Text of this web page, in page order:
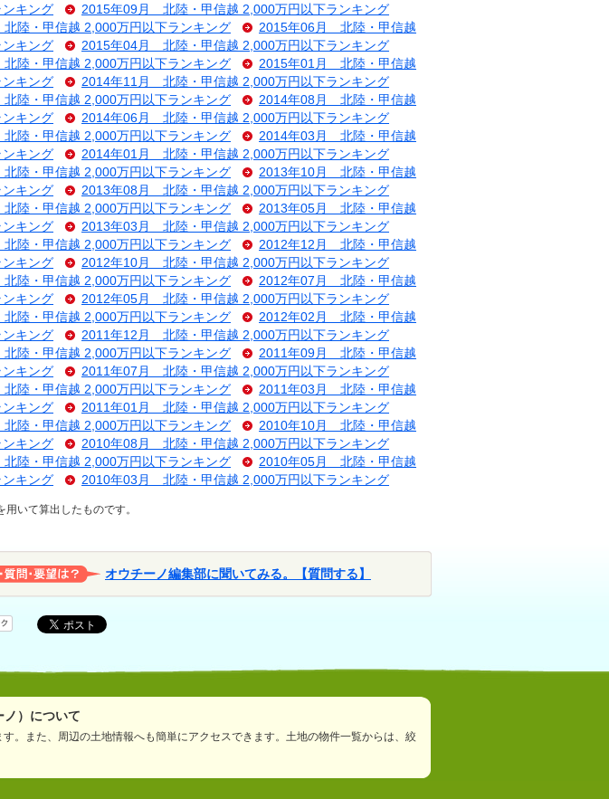
キング
2015年09月 北陸・甲信越 2,000万円以下ランキング
陸・甲信越 2,000万円以下ランキング
2015年06月 北陸・甲信越
キング
2015年04月 北陸・甲信越 2,000万円以下ランキング
陸・甲信越 2,000万円以下ランキング
2015年01月 北陸・甲信越
キング
2014年11月 北陸・甲信越 2,000万円以下ランキング
陸・甲信越 2,000万円以下ランキング
2014年08月 北陸・甲信越
キング
2014年06月 北陸・甲信越 2,000万円以下ランキング
陸・甲信越 2,000万円以下ランキング
2014年03月 北陸・甲信越
キング
2014年01月 北陸・甲信越 2,000万円以下ランキング
陸・甲信越 2,000万円以下ランキング
2013年10月 北陸・甲信越
キング
2013年08月 北陸・甲信越 2,000万円以下ランキング
陸・甲信越 2,000万円以下ランキング
2013年05月 北陸・甲信越
キング
2013年03月 北陸・甲信越 2,000万円以下ランキング
陸・甲信越 2,000万円以下ランキング
2012年12月 北陸・甲信越
キング
2012年10月 北陸・甲信越 2,000万円以下ランキング
陸・甲信越 2,000万円以下ランキング
2012年07月 北陸・甲信越
キング
2012年05月 北陸・甲信越 2,000万円以下ランキング
陸・甲信越 2,000万円以下ランキング
2012年02月 北陸・甲信越
キング
2011年12月 北陸・甲信越 2,000万円以下ランキング
陸・甲信越 2,000万円以下ランキング
2011年09月 北陸・甲信越
キング
2011年07月 北陸・甲信越 2,000万円以下ランキング
陸・甲信越 2,000万円以下ランキング
2011年03月 北陸・甲信越
キング
2011年01月 北陸・甲信越 2,000万円以下ランキング
陸・甲信越 2,000万円以下ランキング
2010年10月 北陸・甲信越
キング
2010年08月 北陸・甲信越 2,000万円以下ランキング
陸・甲信越 2,000万円以下ランキング
2010年05月 北陸・甲信越
キング 2010年03月 北陸・甲信越 2,000万円以下ランキング
いて算出したものです。
オウチーノ編集部に聞いてみる。【質問する】
）について
。また、周辺の土地情報へも簡単にアクセスできます。土地の物件一覧からは、絞